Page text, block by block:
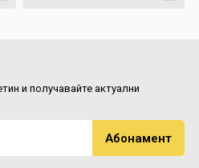
и получавайте актуални